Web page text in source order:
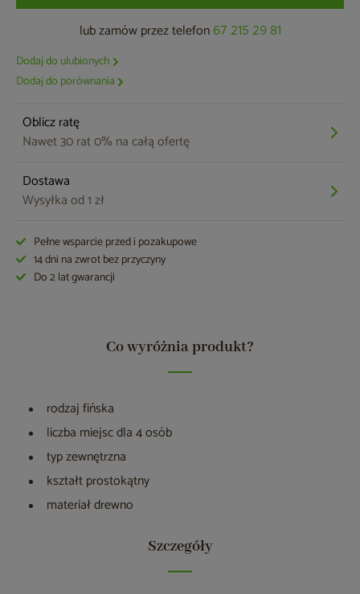
lub zamów przez telefon 67 215 29 81
Dodaj do ulubionych
Dodaj do porównania
Oblicz ratę
Nawet 30 rat 0% na całą ofertę
Dostawa
Wysyłka od 1 zł
Pełne wsparcie przed i pozakupowe
14 dni na zwrot bez przyczyny
Do 2 lat gwarancji
Co wyróżnia produkt?
rodzaj fińska
liczba miejsc dla 4 osób
typ zewnętrzna
kształt prostokątny
materiał drewno
Szczegóły